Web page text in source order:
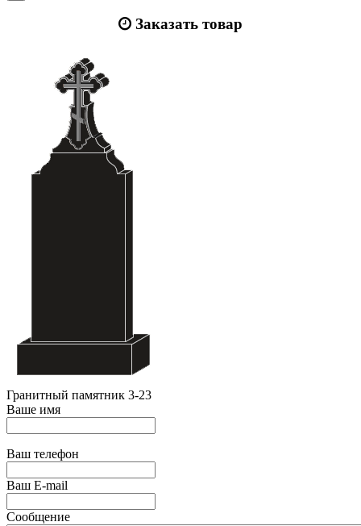
Заказать товар
Гранитный памятник 3-23
Ваше имя
Ваш телефон
Ваш E-mail
Сообщение